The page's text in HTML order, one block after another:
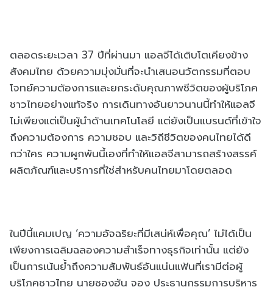
ตลอดระยะเวลา 37 ปีที่ผ่านมา แอลจีได้เติบโตเคียงข้าง
สังคมไทย ด้วยความมุ่งมั่นที่จะนำเสนอนวัตกรรมที่ตอบ
โจทย์ความต้องการและยกระดับคุณภาพชีวิตของผู้บริโภค
ชาวไทยอย่างแท้จริง การเดินทางอันยาวนานนี้ทำให้แอลจี
ไม่เพียงแต่เป็นผู้นำด้านเทคโนโลยี แต่ยังเป็นแบรนด์ที่เข้าใจ
ถึงความต้องการ ความชอบ และวิถีชีวิตของคนไทยได้ดี
กว่าใคร ความผูกพันนี้เองที่ทำให้แอลจีสามารถสร้างสรรค์
ผลิตภัณฑ์และบริการที่ใช่สำหรับคนไทยมาโดยตลอด
ในปีนี้แคมเปญ ‘ความอัจฉริยะที่มีเสน่ห์เพื่อคุณ’ ไม่ได้เป็น
เพียงการเฉลิมฉลองความสำเร็จทางธุรกิจเท่านั้น แต่ยัง
เป็นการเน้นย้ำถึงความสัมพันธ์อันแน่นแฟ้นที่เรามีต่อผู้
บริโภคชาวไทย นายซองฮัน จอง ประธานกรรมการบริหาร